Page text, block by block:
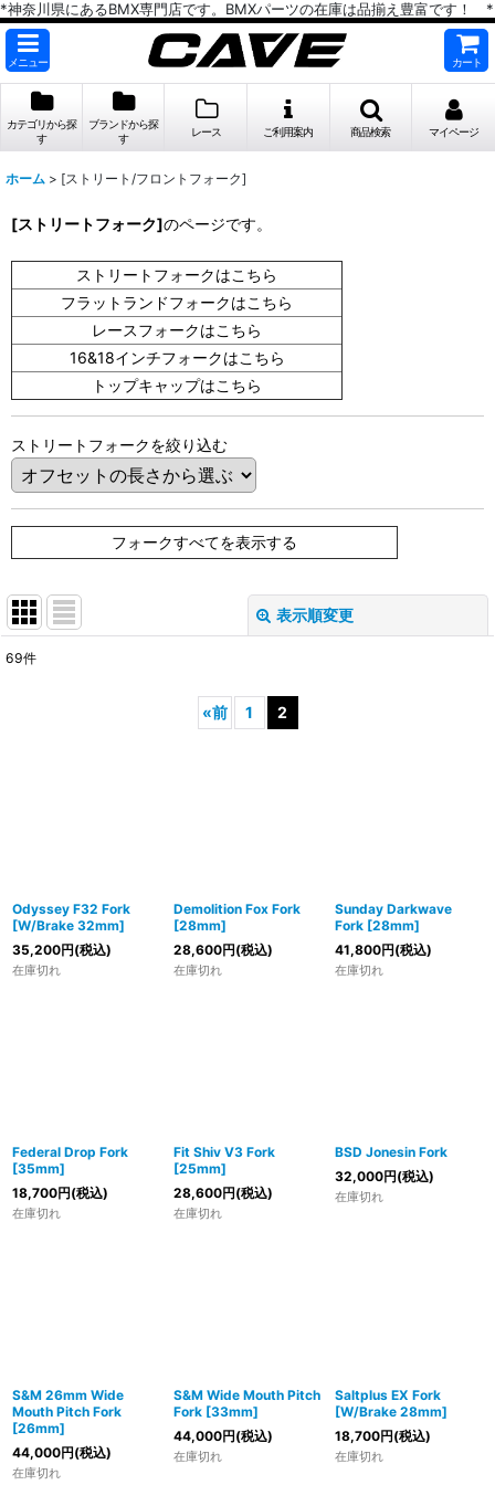
*神奈川県にあるBMX専門店です。BMXパーツの在庫は品揃え豊富です！ *
メニュー カート
カテゴリから探
す
ブランドから探
す
レース ご利用案内 商品検索 マイページ
ホーム > [ストリート/フロントフォーク]
[ストリートフォーク]のページです。
ストリートフォークはこちら
フラットランドフォークはこちら
レースフォークはこちら
16&18インチフォークはこちら
トップキャップはこちら
ストリートフォークを絞り込む
フォークすべてを表示する
表示順変更
69件
«前 1 2
Odyssey F32 Fork
[W/Brake 32mm]
35,200円(税込)
在庫切れ
Demolition Fox Fork
[28mm]
28,600円(税込)
在庫切れ
Sunday Darkwave
Fork [28mm]
41,800円(税込)
在庫切れ
Federal Drop Fork
[35mm]
18,700円(税込)
在庫切れ
Fit Shiv V3 Fork
[25mm]
28,600円(税込)
在庫切れ
BSD Jonesin Fork
32,000円(税込)
在庫切れ
S&M 26mm Wide
Mouth Pitch Fork
[26mm]
44,000円(税込)
在庫切れ
S&M Wide Mouth Pitch
Fork [33mm]
44,000円(税込)
在庫切れ
Saltplus EX Fork
[W/Brake 28mm]
18,700円(税込)
在庫切れ